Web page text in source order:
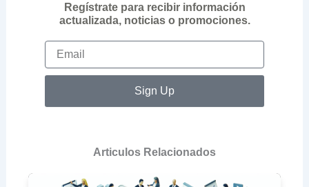
Regístrate para recibir información
actualizada, noticias o promociones.
Email
Sign Up
Articulos Relacionados